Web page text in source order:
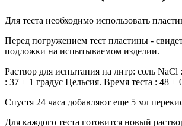
Для теста необходимо использовать
Перед погружением тест пластины -
подложки на испытываемом изделии.
Раствор для испытания на литр: соль
: 37 ± 1 градус Цельсия. Время теста : 48
Спустя 24 часа добавляют еще 5 мл
Для каждого теста готовится новый